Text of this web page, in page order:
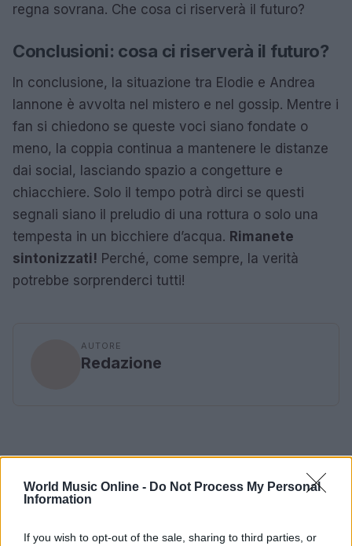
World Music Online - Do Not Process My Personal
Information
If you wish to opt-out of the sale, sharing to third parties, or
regna sovrana. Che cosa ci riserverà il futuro?
Conclusioni: cosa ci riserverà il futuro?
In conclusione, la situazione tra Elodie e Andrea
Iannone è avvolta nel mistero e nel gossip. Mentre i
fan si chiedono se queste voci siano fondate o
meno, la coppia continua a mantenere le distanze
dai social, lasciando spazio a congetture e
chiacchiere. Solo il tempo potrà dirci se questi
segnali siano il preludio di una rottura o solo una
tempesta in un bicchiere d’acqua. Rimanete
sintonizzati! Perché, come sempre, la verità
potrebbe sorprenderci tutti!
AUTORE
Redazione